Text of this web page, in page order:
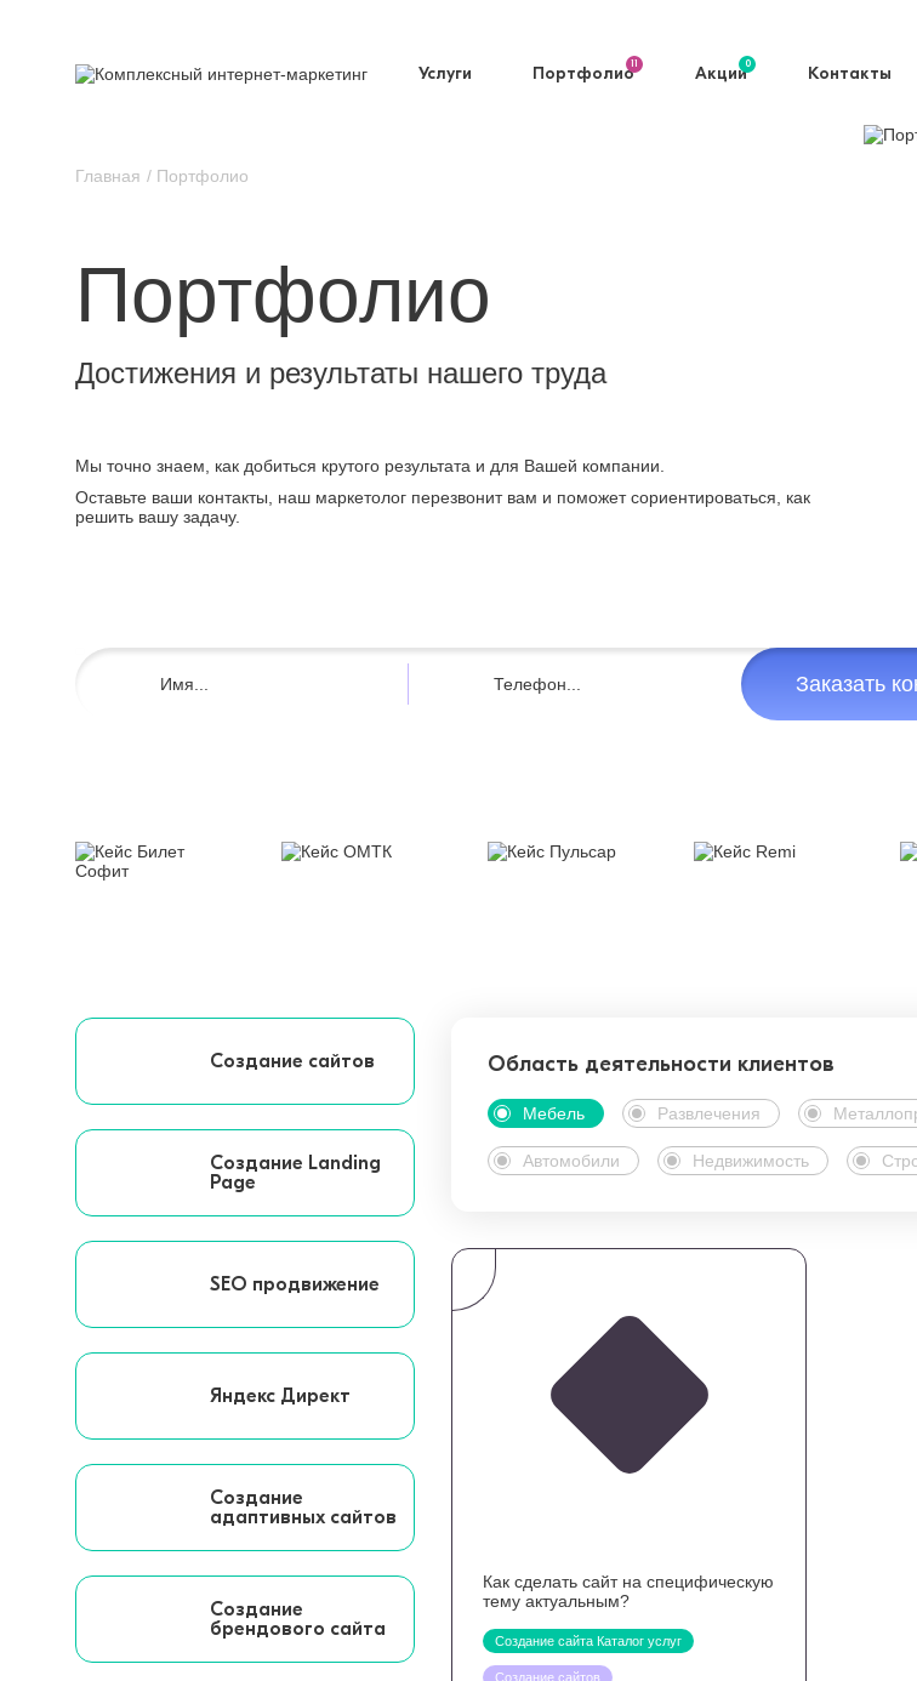
Услуги Портфолио11 Акции0 Контакты
Главная Портфолио
Портфолио
Достижения и результаты нашего труда
Мы точно знаем, как добиться крутого результата и для Вашей компании.
Оставьте ваши контакты, наш маркетолог перезвонит вам и поможет сориентироваться, как
решить вашу задачу.
Заказать
Создание сайтов
Создание Landing
Page
SEO продвижение
Яндекс Директ
Создание
адаптивных сайтов
Создание
брендового сайта
Область деятельности клиентов
Мебель Развлечения
Автомобили Недвижимость
Как сделать сайт на специфическую
тему актуальным?
Создание сайта Каталог услуг
Создание сайтов